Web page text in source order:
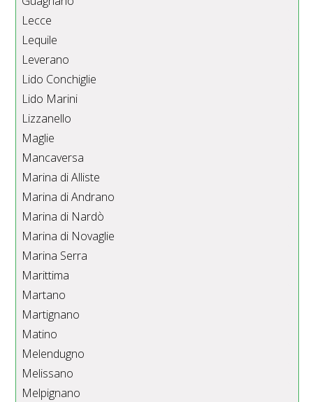
Lecce
Lequile
Leverano
Lido Conchiglie
Lido Marini
Lizzanello
Maglie
Mancaversa
Marina di Alliste
Marina di Andrano
Marina di Nardò
Marina di Novaglie
Marina Serra
Marittima
Martano
Martignano
Matino
Melendugno
Melissano
Melpignano